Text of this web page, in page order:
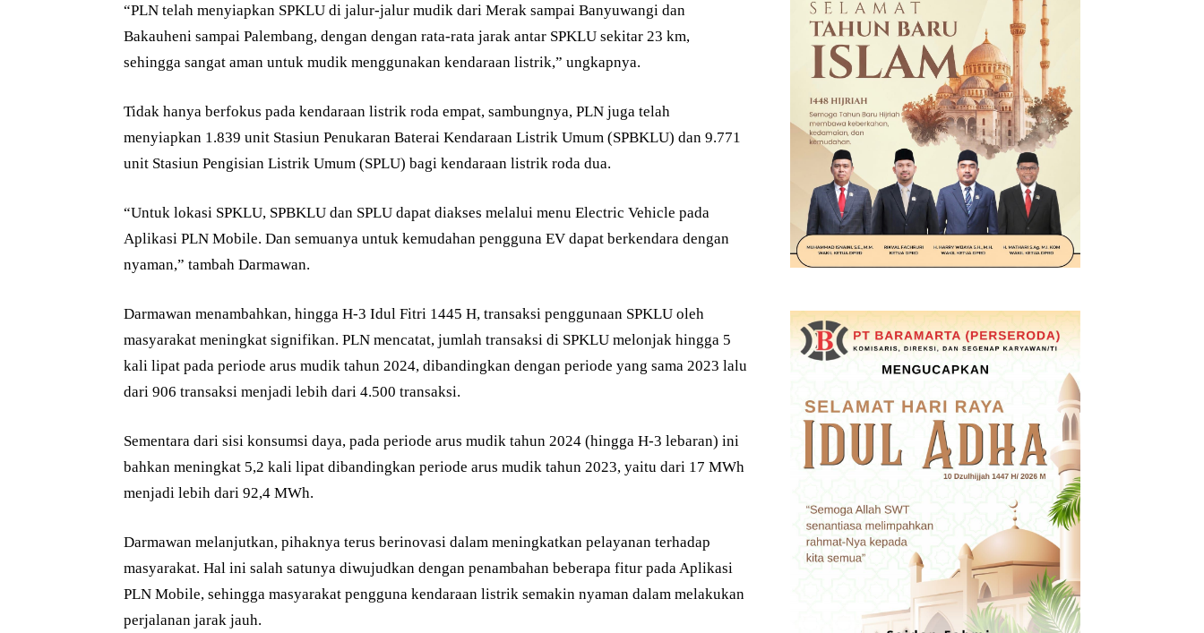
“PLN telah menyiapkan SPKLU di jalur-jalur mudik dari Merak sampai Banyuwangi dan
Bakauheni sampai Palembang, dengan dengan rata-rata jarak antar SPKLU sekitar 23 km,
sehingga sangat aman untuk mudik menggunakan kendaraan listrik,” ungkapnya.
Tidak hanya berfokus pada kendaraan listrik roda empat, sambungnya, PLN juga telah
menyiapkan 1.839 unit Stasiun Penukaran Baterai Kendaraan Listrik Umum (SPBKLU) dan 9.771
unit Stasiun Pengisian Listrik Umum (SPLU) bagi kendaraan listrik roda dua.
“Untuk lokasi SPKLU, SPBKLU dan SPLU dapat diakses melalui menu Electric Vehicle pada
Aplikasi PLN Mobile. Dan semuanya untuk kemudahan pengguna EV dapat berkendara dengan
nyaman,” tambah Darmawan.
Darmawan menambahkan, hingga H-3 Idul Fitri 1445 H, transaksi penggunaan SPKLU oleh
masyarakat meningkat signifikan. PLN mencatat, jumlah transaksi di SPKLU melonjak hingga 5
kali lipat pada periode arus mudik tahun 2024, dibandingkan dengan periode yang sama 2023 lalu
dari 906 transaksi menjadi lebih dari 4.500 transaksi.
Sementara dari sisi konsumsi daya, pada periode arus mudik tahun 2024 (hingga H-3 lebaran) ini
bahkan meningkat 5,2 kali lipat dibandingkan periode arus mudik tahun 2023, yaitu dari 17 MWh
menjadi lebih dari 92,4 MWh.
Darmawan melanjutkan, pihaknya terus berinovasi dalam meningkatkan pelayanan terhadap
masyarakat. Hal ini salah satunya diwujudkan dengan penambahan beberapa fitur pada Aplikasi
PLN Mobile, sehingga masyarakat pengguna kendaraan listrik semakin nyaman dalam melakukan
perjalanan jarak jauh.